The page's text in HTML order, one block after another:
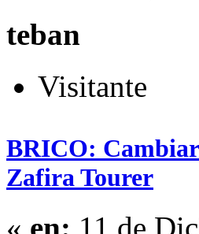
teban
Visitante
BRICO: Cambiar
Zafira Tourer